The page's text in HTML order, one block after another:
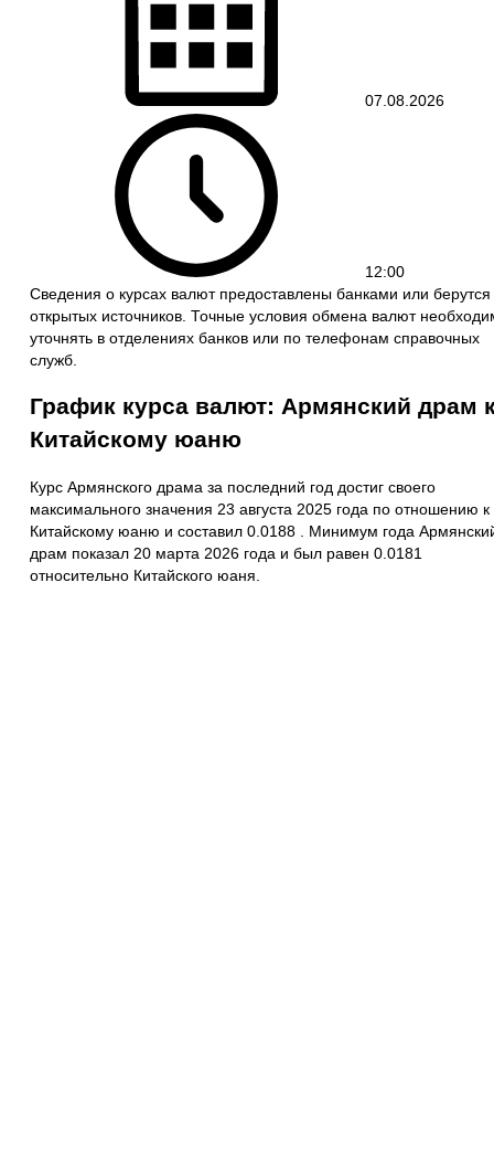
07.08.2026
12:00
Сведения о курсах валют предоставлены банками или берутся
открытых источников. Точные условия обмена валют
уточнять в отделениях банков или по телефонам справочных
служб.
График курса валют: Армянский драм
Китайскому юаню
Курс Армянского драма за последний год достиг своего
максимального значения 23 августа 2025 года по отношению к
Китайскому юаню и составил 0.0188 . Минимум года
драм показал 20 марта 2026 года и был равен 0.0181
относительно Китайского юаня.